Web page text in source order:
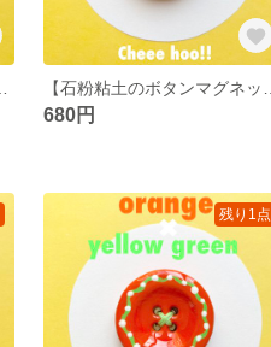
680円
残り1点